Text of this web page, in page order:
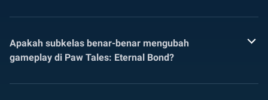
Apakah subkelas benar-benar mengubah
gameplay di Paw Tales: Eternal Bond?